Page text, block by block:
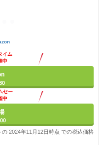
イム
中
セー
中
2024年11月12日時点 での税込価格